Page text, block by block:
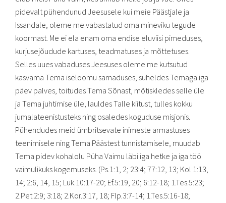
pidevalt pühendunud Jeesusele kui meie Päästjale ja
Issandale, oleme me vabastatud oma mineviku tegude
koormast. Me ei ela enam oma endise eluviisi pimeduses,
kurjusejõudude kartuses, teadmatuses ja mõttetuses.
Selles uues vabaduses Jeesuses oleme me kutsutud
kasvama Tema iseloomu sarnaduses, suheldes Temaga iga
päev palves, toitudes Tema Sõnast, mõtiskledes selle üle
ja Tema juhtimise üle, lauldes Talle kiitust, tulles kokku
jumalateenistusteks ning osaledes koguduse misjonis.
Pühendudes meid ümbritsevate inimeste armastuses
teenimisele ning Tema Päästest tunnistamisele, muudab
Tema pidev kohalolu Püha Vaimu läbi iga hetke ja iga töö
vaimulikuks kogemuseks. (Ps.1:1, 2; 23:4; 77:12, 13; Kol 1:13,
14; 2:6, 14, 15; Luk.10:17-20; Ef.5:19, 20; 6:12-18; 1.Tes.5:23;
2.Pet.2:9; 3:18; 2.Kor.3:17, 18; Flp.3:7-14; 1.Tes.5:16-18;